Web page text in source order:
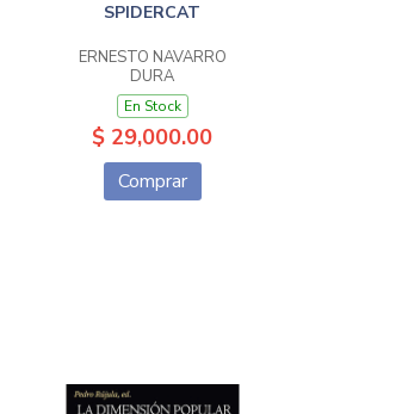
SPIDERCAT
ERNESTO NAVARRO
DURA
En Stock
$ 29,000.00
Comprar